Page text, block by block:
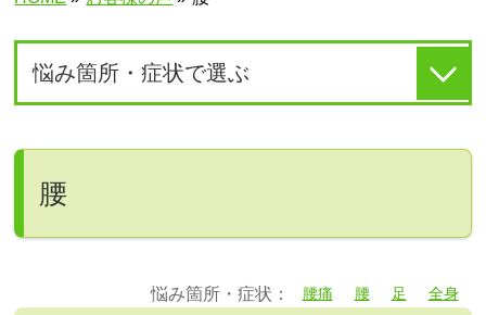
悩み箇所・症状で選ぶ
腰
悩み箇所・症状： 腰痛 腰 足 全身